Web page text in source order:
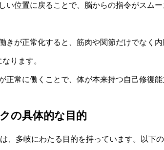
い位置に戻ることで、脳からの指令がスム
きが正常化すると、筋肉や関節だけでなく
ります。
正常に働くことで、体が本来持つ自己修復能
の具体的な目的
、多岐にわたる目的を持っています。以下